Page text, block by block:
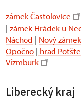
zámek Častolovice
| zámek Hrádek u
Náchod | Nový
Opočno | hrad
Vízmburk
Liberecký kraj